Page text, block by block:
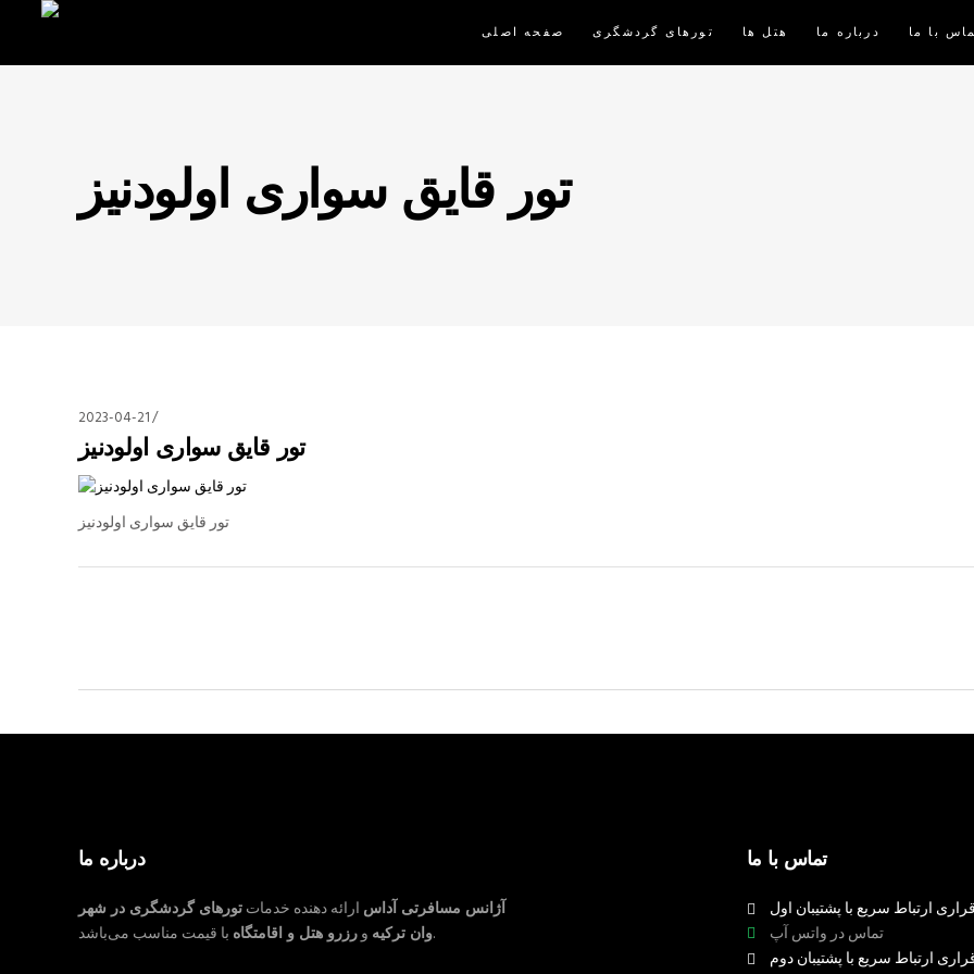
صفحه اصلی تورهای گردشگری هتل ها درباره ما با ما
تور قایق سواری اولودنیز
2023-04-21
تور قایق سواری اولودنیز
تور قایق سواری اولودنیز
درباره ما
آژانس مسافرتی آداس ارائه دهنده خدماتتورهای گردشگری در شهر
وان ترکیه ورزرو هتل و اقامتگاه با قیمت مناسب می‌باشد.
تماس با ما
ارتباط سریع با پشتیبان اول
تماس در واتس آپ
ارتباط سریع با پشتیبان دوم